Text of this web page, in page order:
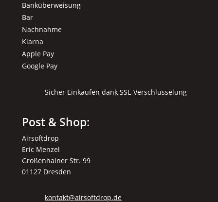
Banküberweisung
Bar
Nachnahme
Klarna
Apple Pay
Google Pay
Sicher Einkaufen dank SSL-Verschlüsselung
Post & Shop:
Airsoftdrop
Eric Menzel
Großenhainer Str. 99
01127 Dresden
kontakt@airsoftdrop.de